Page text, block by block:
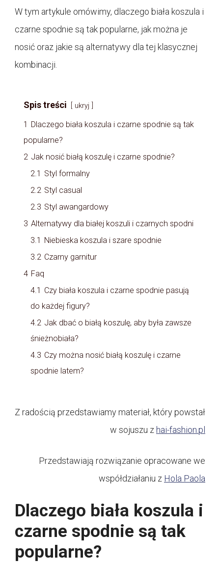
W tym artykule omówimy, dlaczego biała koszula i
czarne spodnie są tak popularne, jak można je
nosić oraz jakie są alternatywy dla tej klasycznej
kombinacji.
Spis treści ukryj
1
Dlaczego biała koszula i czarne spodnie są tak
popularne?
2 Jak nosić białą koszulę i czarne spodnie?
2.1 Styl formalny
2.2 Styl casual
2.3 Styl awangardowy
3 Alternatywy dla białej koszuli i czarnych spodni
3.1
Niebieska koszula i szare spodnie
3.2 Czarny garnitur
4 Faq
4.1 Czy biała koszula i czarne spodnie pasują
do każdej figury?
4.2 Jak dbać o białą koszulę, aby była zawsze
śnieżnobiała?
4.3 Czy można nosić białą koszulę i czarne
spodnie latem?
Z radością przedstawiamy materiał, który powstał
w sojuszu z hai-fashion.pl
Przedstawiają rozwiązanie opracowane we
współdziałaniu z Hola Paola
Dlaczego biała koszula i
czarne spodnie są tak
popularne?